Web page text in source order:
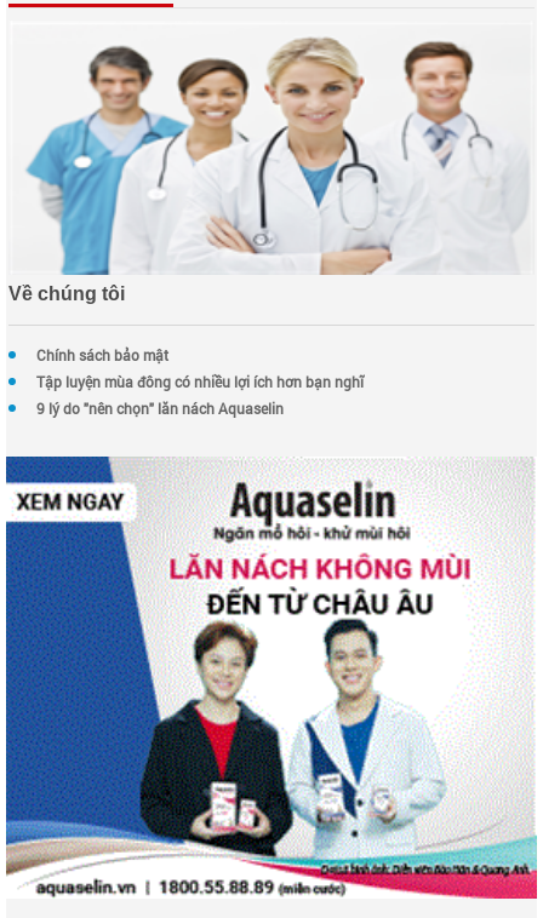
Về chúng tôi
Chính sách bảo mật
Tập luyện mùa đông có nhiều lợi ích hơn bạn nghĩ
9 lý do "nên chọn" lăn nách Aquaselin